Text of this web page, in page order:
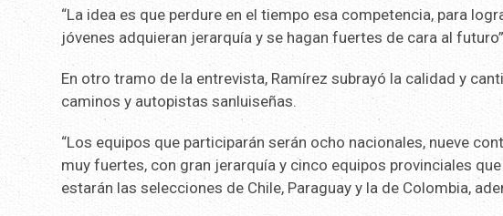
“La idea es que perdure en el tiempo esa competencia, para
jóvenes adquieran jerarquía y se hagan fuertes de cara al
En otro tramo de la entrevista, Ramírez subrayó la calidad y
caminos y autopistas sanluiseñas.
“Los equipos que participarán serán ocho nacionales, nueve
muy fuertes, con gran jerarquía y cinco equipos provinciales
estarán las selecciones de Chile, Paraguay y la de Colombia,